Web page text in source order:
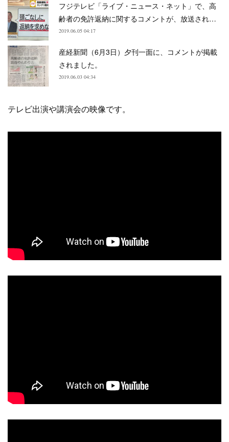
フジテレビ「ライブ・ニュース・ネット」で、高
齢者の免許返納に関するコメントが、放送され…
2019.06.05 04:17
産経新聞（6月3日）夕刊一面に、コメントが掲載
されました。
2019.06.03 04:34
テレビ出演や講演会の映像です。